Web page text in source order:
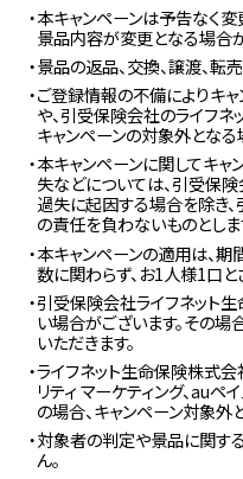
・本キャンペーンは予告なく変
景品内容が変更となる場合が
・景品の返品、交換、譲渡、転
・ご登録情報の不備によりキ
や、引受保険会社のライフ
キャンペーンの対象外となる
・本キャンペーンに関してキ
失などについては、引受保
過失に起因する場合を除き
の責任を負わないものとしま
・本キャンペーンの適用は、
数に関わらず、お1人様1口と
・引受保険会社ライフネット
い場合がございます。その場
いただきます。
・ライフネット生命保険株式
リティ マーケティング、au
の場合、キャンペーン対象外
・対象者の判定や景品に関す
ん。